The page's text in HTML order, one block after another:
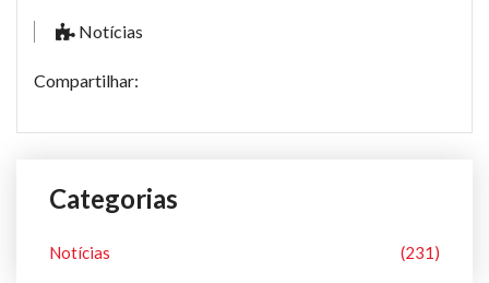
Notícias
Compartilhar:
Categorias
Notícias (231)